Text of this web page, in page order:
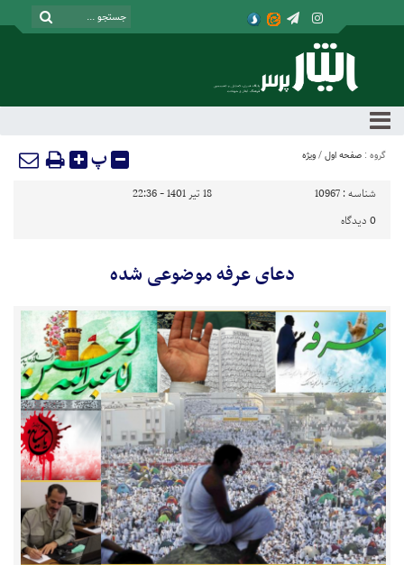
گروه : صفحه اول / ویژه پ
شناسه : 10967
18 تیر 1401 - 22:36
0 دیدگاه
دعای عرفه موضوعی شده